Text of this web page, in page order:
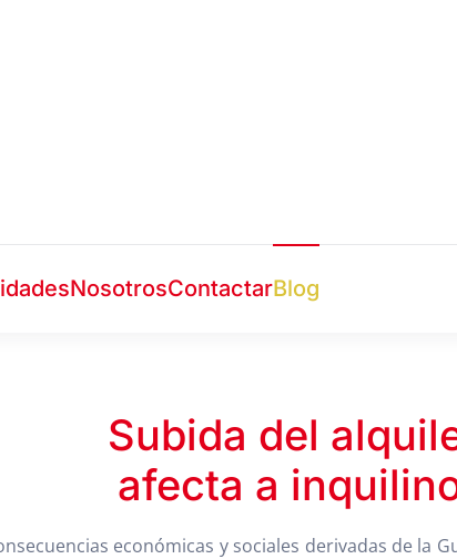
NosotrosContactarBlog
Subida del
afecta a
económicas y sociales derivadas de